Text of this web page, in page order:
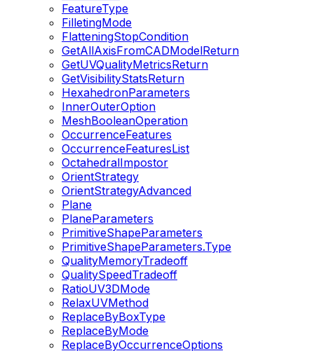
FeatureType
FilletingMode
FlatteningStopCondition
GetAllAxisFromCADModelReturn
GetUVQualityMetricsReturn
GetVisibilityStatsReturn
HexahedronParameters
InnerOuterOption
MeshBooleanOperation
OccurrenceFeatures
OccurrenceFeaturesList
OctahedralImpostor
OrientStrategy
OrientStrategyAdvanced
Plane
PlaneParameters
PrimitiveShapeParameters
PrimitiveShapeParameters.Type
QualityMemoryTradeoff
QualitySpeedTradeoff
RatioUV3DMode
RelaxUVMethod
ReplaceByBoxType
ReplaceByMode
ReplaceByOccurrenceOptions